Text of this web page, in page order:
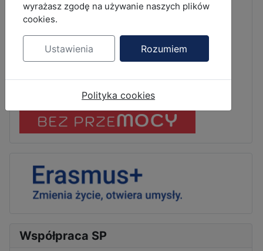
Współpraca SP
wyrażasz zgodę na używanie naszych plików
cookies.
Ustawienia Rozumiem
Polityka cookies